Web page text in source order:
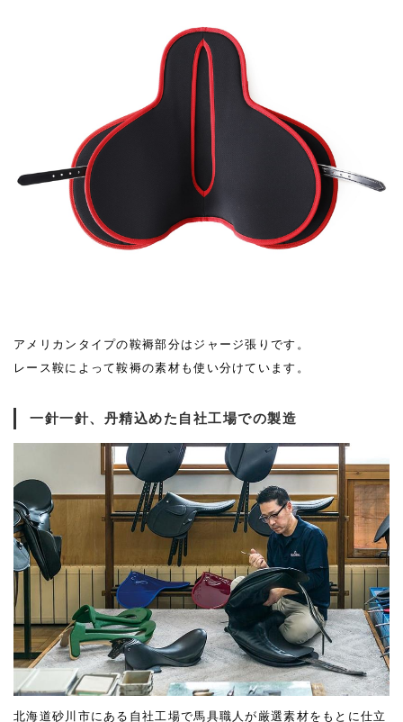
アメリカンタイプの鞍褥部分はジャージ張りです。
レース鞍によって鞍褥の素材も使い分けています。
一針一針、丹精込めた自社工場での製造
北海道砂川市にある自社工場で馬具職人が厳選素材をもとに仕立